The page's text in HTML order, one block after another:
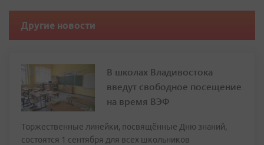
Другие новости
В школах Владивостока
введут свободное посещение
на время ВЭФ
Торжественные линейки, посвящённые Дню знаний,
состоятся 1 сентября для всех школьников